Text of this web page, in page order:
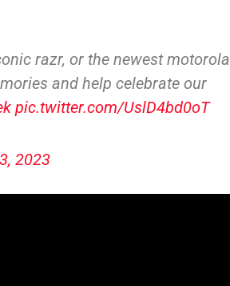
razr, or the newest motorola
and help celebrate our
pic.twitter.com/UslD4bd0oT
2023